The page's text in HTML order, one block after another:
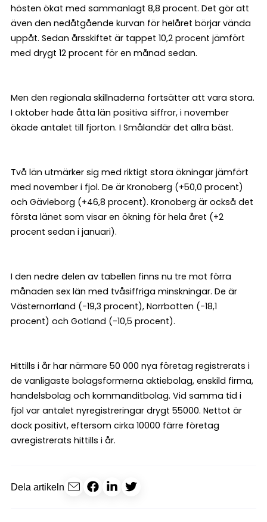
hösten ökat med sammanlagt 8,8 procent. Det gör att
även den nedåtgående kurvan för helåret börjar vända
uppåt. Sedan årsskiftet är tappet 10,2 procent jämfört
med drygt 12 procent för en månad sedan.
Men den regionala skillnaderna fortsätter att vara stora.
I oktober hade åtta län positiva siffror, i november
ökade antalet till fjorton. I Smålandär det allra bäst.
Två län utmärker sig med riktigt stora ökningar jämfört
med november i fjol. De är Kronoberg (+50,0 procent)
och Gävleborg (+46,8 procent). Kronoberg är också det
första länet som visar en ökning för hela året (+2
procent sedan i januari).
I den nedre delen av tabellen finns nu tre mot förra
månaden sex län med tvåsiffriga minskningar. De är
Västernorrland (-19,3 procent), Norrbotten (-18,1
procent) och Gotland (-10,5 procent).
Hittills i år har närmare 50 000 nya företag registrerats i
de vanligaste bolagsformerna aktiebolag, enskild firma,
handelsbolag och kommanditbolag. Vid samma tid i
fjol var antalet nyregistreringar drygt 55000. Nettot är
dock positivt, eftersom cirka 10000 färre företag
avregistrerats hittills i år.
Dela artikeln